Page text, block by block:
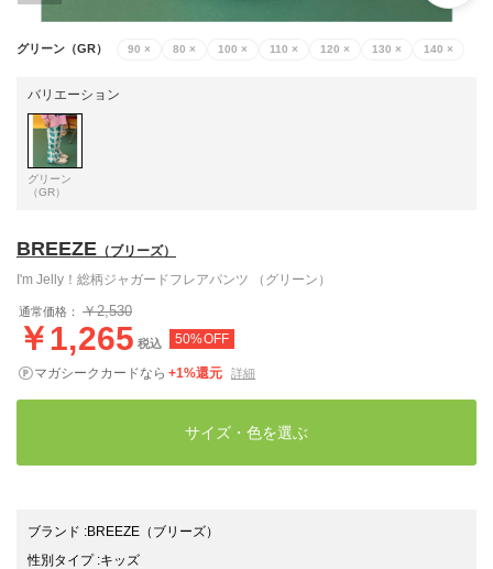
グリーン（GR） 90 × 80 × 100 × 110 × 120 × 130 × 140 ×
バリエーション
グリーン
（GR）
BREEZE （ブリーズ）
I'm Jelly！総柄ジャガードフレアパンツ （グリーン）
通常価格： ￥2,530
￥1,265 税込 50%OFF
マガシークカードなら +1%還元 詳細
サイズ・色を選ぶ
ブランド :BREEZE （ブリーズ）
性別タイプ:キッズ